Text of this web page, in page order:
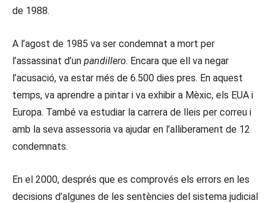
de 1988.
A l’agost de 1985 va ser condemnat a mort per
l’assassinat d’un pandillero. Encara que ell va negar
l’acusació, va estar més de 6.500 dies pres. En aquest
temps, va aprendre a pintar i va exhibir a Mèxic, els EUA i
Europa. També va estudiar la carrera de lleis per correu i
amb la seva assessoria va ajudar en l’alliberament de 12
condemnats.
En el 2000, després que es comprovés els errors en les
decisions d’algunes de les sentències del sistema judicial